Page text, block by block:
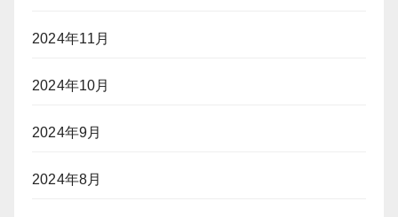
2024年11月
2024年10月
2024年9月
2024年8月